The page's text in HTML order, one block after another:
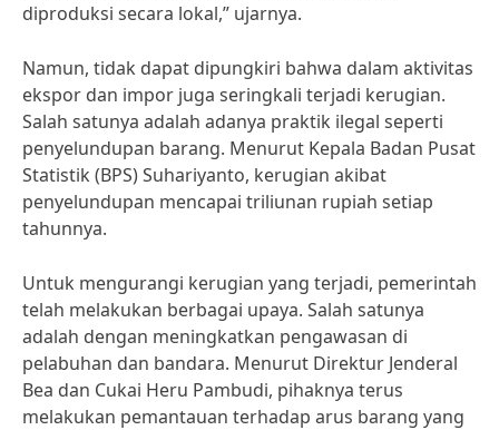
diproduksi secara lokal,” ujarnya.
Namun, tidak dapat dipungkiri bahwa dalam aktivitas
ekspor dan impor juga seringkali terjadi kerugian.
Salah satunya adalah adanya praktik ilegal seperti
penyelundupan barang. Menurut Kepala Badan Pusat
Statistik (BPS) Suhariyanto, kerugian akibat
penyelundupan mencapai triliunan rupiah setiap
tahunnya.
Untuk mengurangi kerugian yang terjadi, pemerintah
telah melakukan berbagai upaya. Salah satunya
adalah dengan meningkatkan pengawasan di
pelabuhan dan bandara. Menurut Direktur Jenderal
Bea dan Cukai Heru Pambudi, pihaknya terus
melakukan pemantauan terhadap arus barang yang